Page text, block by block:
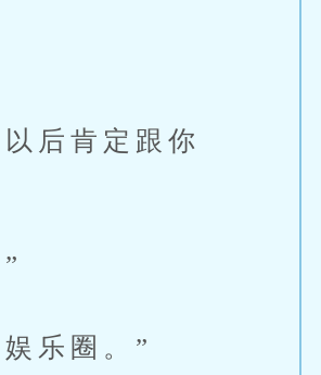
后肯定跟你
乐圈。”